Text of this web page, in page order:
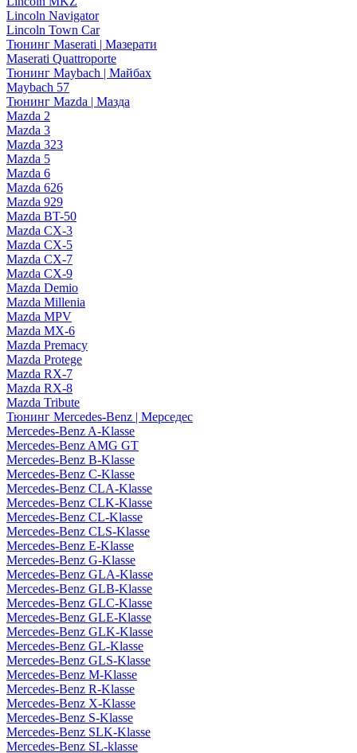
Lincoln Navigator
Lincoln Town Car
Тюнинг Maserati | Мазерати
Maserati Quattroporte
Тюнинг Maybach | Майбах
Maybach 57
Тюнинг Mazda | Мазда
Mazda 2
Mazda 3
Mazda 323
Mazda 5
Mazda 6
Mazda 626
Mazda 929
Mazda BT-50
Mazda CX-3
Mazda CX-5
Mazda CX-7
Mazda CX-9
Mazda Demio
Mazda Millenia
Mazda MPV
Mazda MX-6
Mazda Premacy
Mazda Protege
Mazda RX-7
Mazda RX-8
Mazda Tribute
Тюнинг Mercedes-Benz | Мерседес
Mercedes-Benz A-Klasse
Mercedes-Benz AMG GT
Mercedes-Benz B-Klasse
Mercedes-Benz C-Klasse
Mercedes-Benz CLA-Klasse
Mercedes-Benz CLK-Klasse
Mercedes-Benz CL-Klasse
Mercedes-Benz CLS-Klasse
Mercedes-Benz E-Klasse
Mercedes-Benz G-Klasse
Mercedes-Benz GLA-Klasse
Mercedes-Benz GLB-Klasse
Mercedes-Benz GLC-Klasse
Mercedes-Benz GLE-Klasse
Mercedes-Benz GLK-Klasse
Mercedes-Benz GL-Klasse
Mercedes-Benz GLS-Klasse
Mercedes-Benz M-Klasse
Mercedes-Benz R-Klasse
Mercedes-Benz X-Klasse
Mercedes-Benz S-Klasse
Mercedes-Benz SLK-Klasse
Mercedes-Benz SL-klasse